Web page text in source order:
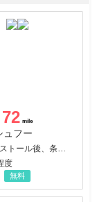
72
ュフー
条件 : インストール後、条件達成
度
無料